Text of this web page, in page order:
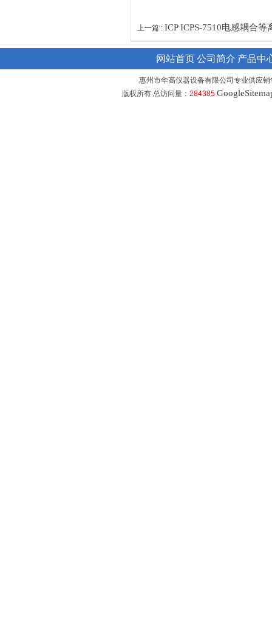
上一篇 : ICP ICPS-7510电感耦合
网站首页公司简介 产品中
惠州市华高仪器设备有限公司专业供应销
版权所有 总访问量： 284385